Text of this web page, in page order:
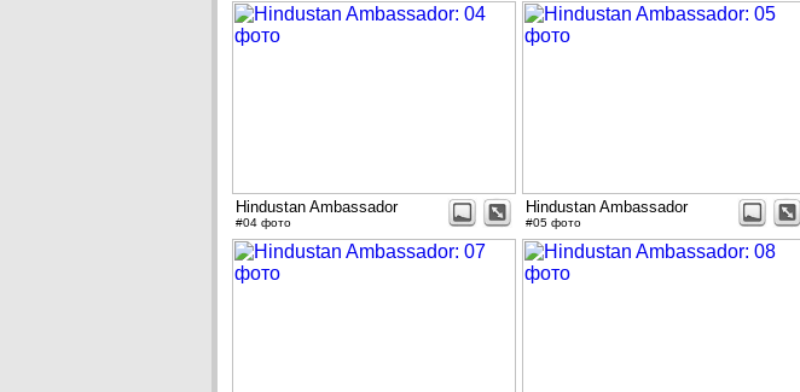
Hindustan Ambassador
#04 фото
Hindustan Ambassador
#05 фото